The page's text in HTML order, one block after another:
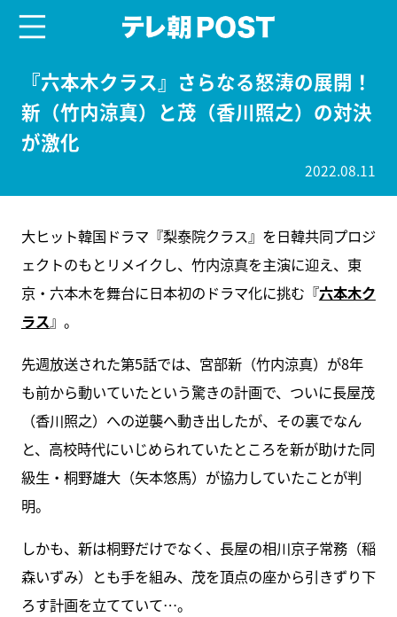
『六本木クラス』さらなる怒涛の展開！
新（竹内涼真）と茂（香川照之）の対決
が激化
2022.08.11
大ヒット韓国ドラマ『梨泰院クラス』を日韓共同プロジ
ェクトのもとリメイクし、竹内涼真を主演に迎え、東
京・六本木を舞台に日本初のドラマ化に挑む『六本木ク
ラス』。
先週放送された第5話では、宮部新（竹内涼真）が8年
も前から動いていたという驚きの計画で、ついに長屋茂
（香川照之）への逆襲へ動き出したが、その裏でなん
と、高校時代にいじめられていたところを新が助けた同
級生・桐野雄大（矢本悠馬）が協力していたことが判
明。
しかも、新は桐野だけでなく、長屋の相川京子常務（稲
森いずみ）とも手を組み、茂を頂点の座から引きずり下
ろす計画を立てていて…。